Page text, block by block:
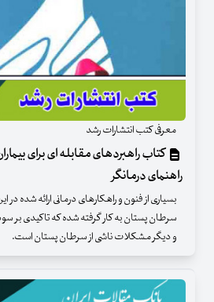
معرفی کتب انتشارات رشد
کتاب راهبردهای مقابله ای برای
راهنمای درمانگر
بسیاری از فنون و راهکارهای درمانی ارائه شده در
سرطان پستان به کار گرفته شده که تاکیدی بر
و دیگر مشکلات ناشی از سرطان پستان است.